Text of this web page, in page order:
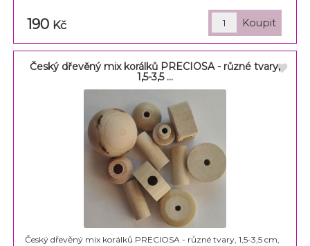
190 Kč
Český dřevěný mix korálků PRECIOSA - různé tvary,
1,5-3,5 ...
Český dřevěný mix korálků PRECIOSA - různé tvary, 1,5-3,5 cm,